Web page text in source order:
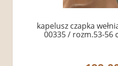
kapelusz czapka
00335 / rozm.53-56